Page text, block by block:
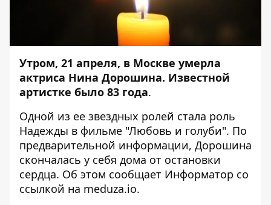
Утром, 21 апреля, в Москве умерла
актриса Нина Дорошина. Известной
артистке было 83 года.
Одной из ее звездных ролей стала роль
Надежды в фильме "Любовь и голуби". По
предварительной информации, Дорошина
скончалась у себя дома от остановки
сердца. Об этом сообщает Информатор со
ссылкой на meduza.io.